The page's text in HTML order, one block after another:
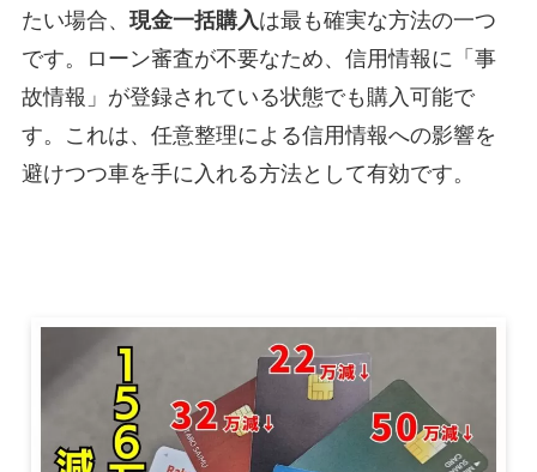
たい場合、 現金一括購入は最も確実な方法の一つ
です。ローン審査が不要なため、信用情報に「事
故情報」が登録されている状態でも購入可能で
す。これは、任意整理による信用情報への影響を
避けつつ車を手に入れる方法として有効です。